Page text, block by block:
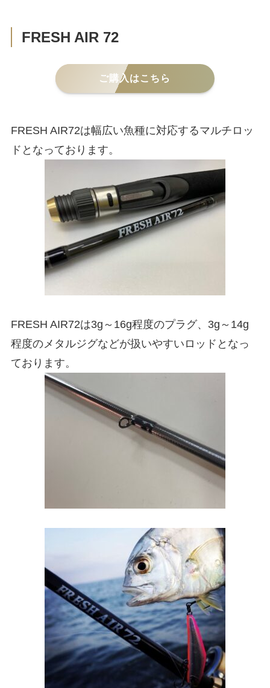
FRESH AIR 72
ご購入はこちら
FRESH AIR72は幅広い魚種に対応するマルチロッ
ドとなっております。
FRESH AIR72は3g～16g程度のプラグ、3g～14g
程度のメタルジグなどが扱いやすいロッドとなっ
ております。